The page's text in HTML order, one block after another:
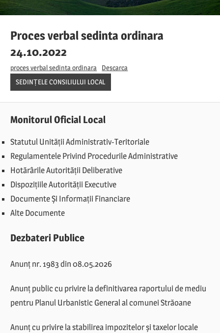
Proces verbal sedinta ordinara
24.10.2022
proces verbal sedinta ordinara Descarca
SEDINȚELE CONSILIULUI LOCAL
Monitorul Oficial Local
Statutul Unității Administrativ-Teritoriale
Regulamentele Privind Procedurile Administrative
Hotărârile Autorității Deliberative
Dispozițiile Autorității Executive
Documente Și Informații Financiare
Alte Documente
Dezbateri Publice
Anunț nr. 1983 din 08.05.2026
Anunț public cu privire la definitivarea raportului de mediu
pentru Planul Urbanistic General al comunei Străoane
Anunț cu privire la stabilirea impozitelor și taxelor locale